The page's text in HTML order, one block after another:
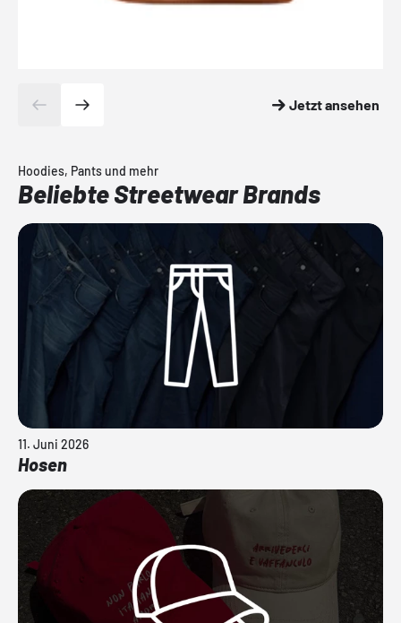
Jetzt ansehen
Hoodies, Pants und mehr
Beliebte Streetwear Brands
11. Juni 2026
Hosen